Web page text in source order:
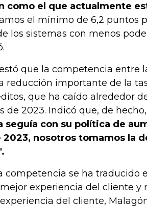
como el que actualmente
el mínimo de 6,2 puntos
los sistemas con menos
que la competencia entre
reducción importante de la
que ha caído alrededor
de 2023. Indicó que, de hecho,
seguía con su política de
nosotros tomamos la
competencia se ha traducido
experiencia del cliente y
del cliente,